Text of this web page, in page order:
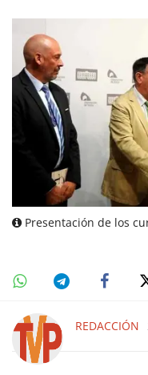
Presentación de los
REDACCIÓN